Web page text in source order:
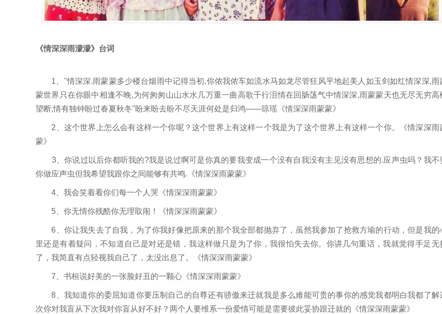
《情深深雨濛濛》台词
1、"情深深.雨蒙蒙多少楼台烟雨中记得当初,你侬我侬车如流水马如龙尽管狂风平地起美人如玉剑如红情深深,雨
蒙世界只在你眼中相逢不晚,为何匆匆山山水水几万重一曲高歌千行泪情在回肠荡气中情深深,雨蒙蒙天也无尽无穷高
望断,情有独钟盼过春夏秋冬"盼来盼去盼不尽天涯何处是归鸿——琼瑶《情深深雨蒙蒙》
2、这个世界上怎么会有这样一个你呢？这个世界上有这样一个我是为了这个世界上有这样一个你。《情深深雨
蒙》
3、你说过以后你都听我的?我是说过啊可是你真的要我变成一个没有自我没有主见没有思想的.应声虫吗？我不
你做应声虫但我希望我跟你之间能够有共鸣.《情深深雨蒙蒙》
4、我会笑着看你们每一个人哭《情深深雨蒙蒙》
5、你无情你残酷你无理取闹！《情深深雨蒙蒙》
6、你让我失去了自我，为了你我好像把原来的那个我全部都抛弃了，虽然我参加了抢救方瑜的行动，但是我的
里还是有着疑问，不知道自己是对还是错，我这样做只是为了你，我很怕失去你。你讲几句重话，我就觉得手足无
了，我简直有点轻视我自己了，太没出息了。《情深深雨蒙蒙》
7、书桓说好美的一张脸好丑的一颗心《情深深雨蒙蒙》
8、我知道你的委屈知道你要压制自己的自尊还有骄傲来迁就我是多么难能可贵的事你的感觉我都明白我都了解
次你对我盲从下次我对你盲从好不好？两个人要维系一份爱情可能是需要彼此妥协跟迁就的《情深深雨蒙蒙》